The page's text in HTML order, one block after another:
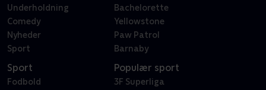
Underholdning
Comedy
Nyheder
Sport
Bachelorette
Yellowstone
Paw Patrol
Barnaby
Sport
Fodbold
Populær sport
3F Superliga